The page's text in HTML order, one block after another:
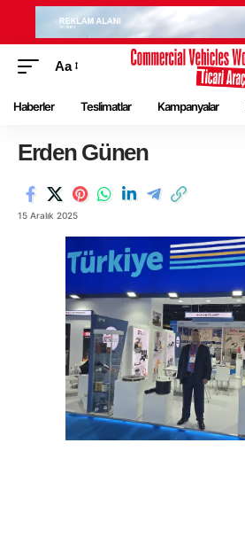
Aa
Haberler Teslimatlar Kampanyalar
Erden Günen
15 Aralık 2025